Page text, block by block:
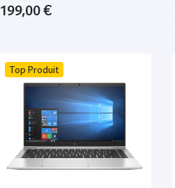
199,00 €
Top Produit